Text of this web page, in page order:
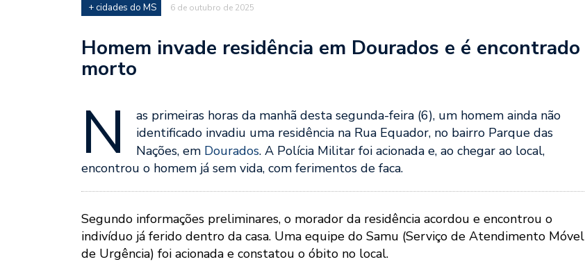
+ cidades do MS 6 de outubro de 2025
Homem invade residência em Dourados e é encontrado
morto
N
as primeiras horas da manhã desta segunda-feira (6), um homem ainda não
identificado invadiu uma residência na Rua Equador, no bairro Parque das
Nações, em Dourados. A Polícia Militar foi acionada e, ao chegar ao local,
encontrou o homem já sem vida, com ferimentos de faca.
Segundo informações preliminares, o morador da residência acordou e encontrou o
indivíduo já ferido dentro da casa. Uma equipe do Samu (Serviço de Atendimento Móvel
de Urgência) foi acionada e constatou o óbito no local.